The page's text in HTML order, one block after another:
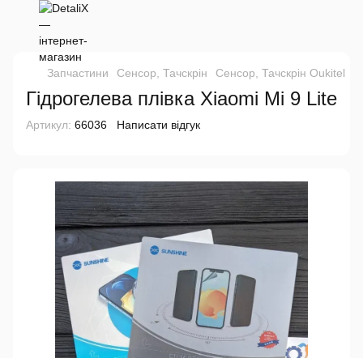
Запчастини Сенсор, Тачскрін Сенсор, Тачскрін Oukitel
Гідрогелева плівка Xiaomi Mi 9 Lite
Артикул: 66036 Написати відгук